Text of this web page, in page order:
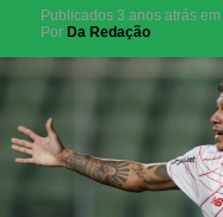
Publicados 3 anos atrás em
Por Da Redação